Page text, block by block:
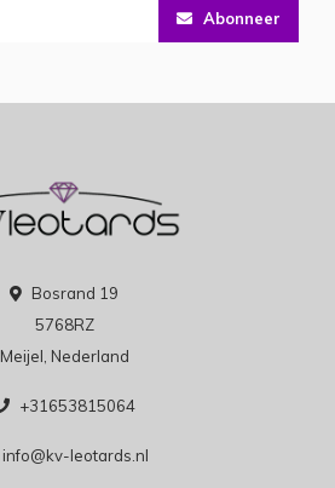
Abonneer
Bosrand 19
5768RZ
Meijel, Nederland
+31653815064
info@kv-leotards.nl